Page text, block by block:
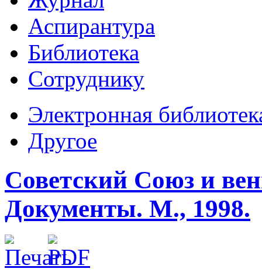
Аспирантура
Библиотека
Сотруднику
Электронная
Другое
Советский Союз и
Документы. М., 1998.